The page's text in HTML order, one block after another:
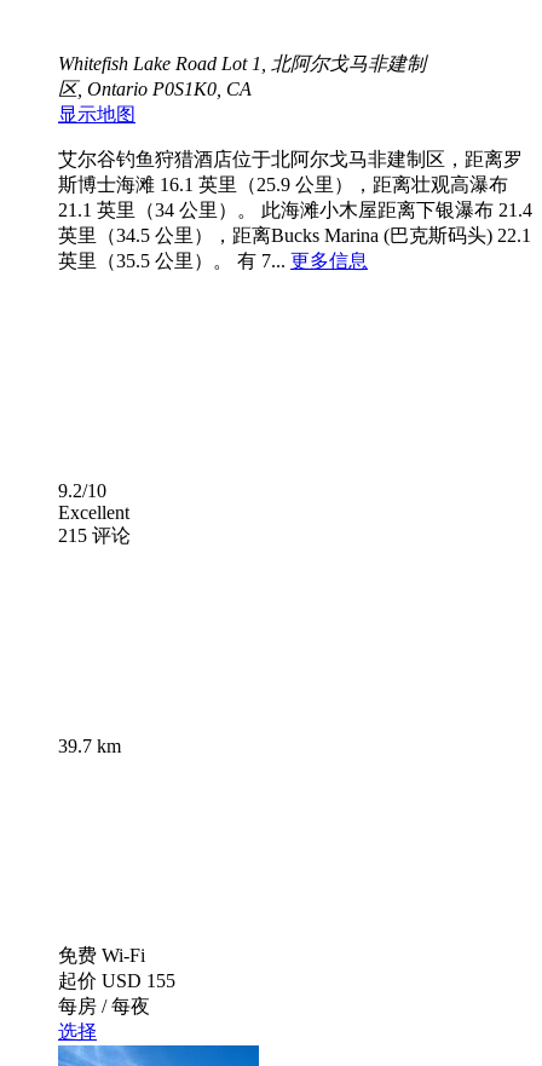
Whitefish Lake Road Lot 1, 北阿尔戈马非建制
区, Ontario P0S1K0, CA
显示地图
艾尔谷钓鱼狩猎酒店位于北阿尔戈马非建制区，距离罗
斯博士海滩 16.1 英里（25.9 公里），距离壮观高瀑布
21.1 英里（34 公里）。 此海滩小木屋距离下银瀑布 21.4
英里（34.5 公里），距离Bucks Marina (巴克斯码头) 22.1
英里（35.5 公里）。 有 7... 更多信息
9.2/10
Excellent
215 评论
39.7 km
免费 Wi-Fi
起价 USD 155
每房 / 每夜
选择